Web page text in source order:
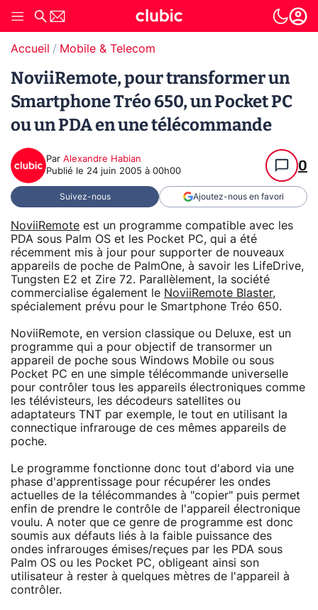
Accueil Mobile & Telecom
NoviiRemote, pour transformer un
Smartphone Tréo 650, un Pocket PC
ou un PDA en une télécommande
Par Alexandre Habian
Publié le 24 juin 2005 à 00h00 0
Suivez-nous Ajoutez-nous en favori
NoviiRemote est un programme compatible avec les
PDA sous Palm OS et les Pocket PC, qui a été
récemment mis à jour pour supporter de nouveaux
appareils de poche de PalmOne, à savoir les LifeDrive,
Tungsten E2 et Zire 72. Parallèlement, la société
commercialise également le NoviiRemote Blaster,
spécialement prévu pour le Smartphone Tréo 650.
NoviiRemote, en version classique ou Deluxe, est un
programme qui a pour objectif de transormer un
appareil de poche sous Windows Mobile ou sous
Pocket PC en une simple télécommande universelle
pour contrôler tous les appareils électroniques comme
les télévisteurs, les décodeurs satellites ou
adaptateurs TNT par exemple, le tout en utilisant la
connectique infrarouge de ces mêmes appareils de
poche.
Le programme fonctionne donc tout d'abord via une
phase d'apprentissage pour récupérer les ondes
actuelles de la télécommandes à "copier" puis permet
enfin de prendre le contrôle de l'appareil électronique
voulu. A noter que ce genre de programme est donc
soumis aux défauts liés à la faible puissance des
ondes infrarouges émises/reçues par les PDA sous
Palm OS ou les Pocket PC, obligeant ainsi son
utilisateur à rester à quelques mètres de l'appareil à
contrôler.